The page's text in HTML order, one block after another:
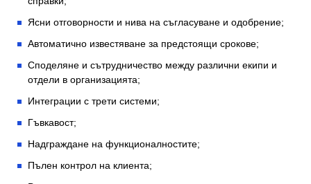
Ясни отговорности и нива на съгласуване и одобрение;
Автоматично известяване за предстоящи срокове;
Споделяне и сътрудничество между различни екипи и
отдели в организацията;
Интеграции с трети системи;
Гъвкавост;
Надграждане на функционалностите;
Пълен контрол на клиента;